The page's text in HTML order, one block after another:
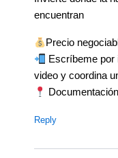
encuentran
Precio
Escríbeme por
video y coordina
Reply